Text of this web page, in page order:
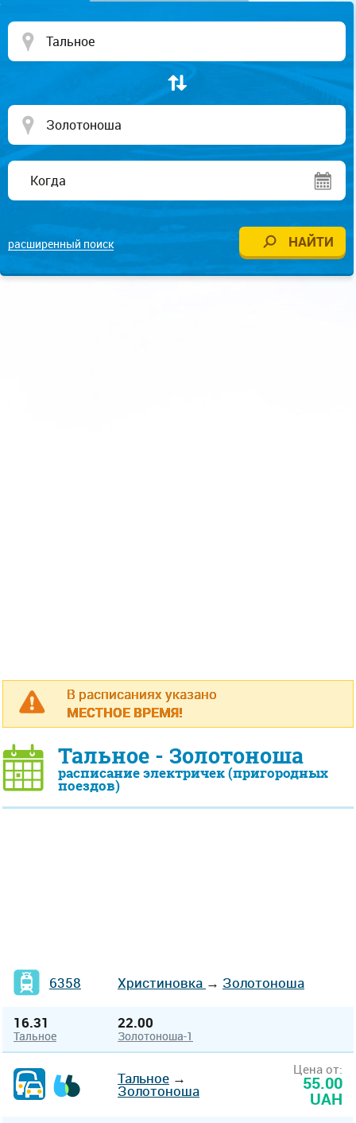
расширенный поиск
В расписаниях указано
МЕСТНОЕ ВРЕМЯ!
Тальное - Золотоноша
расписание электричек (пригородных
поездов)
6358 Христиновка → Золотоноша
16.31
Тальное
22.00
Золотоноша-1
Тальное →
Золотоноша
Цена от:
55.00
UAH